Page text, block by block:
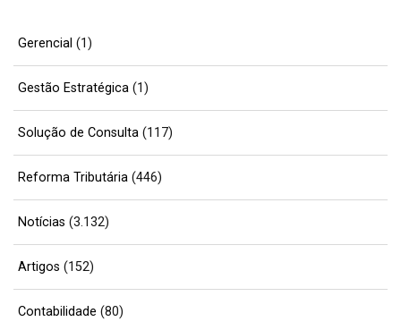
Gerencial (1)
Gestão Estratégica (1)
Solução de Consulta (117)
Reforma Tributária (446)
Notícias (3.132)
Artigos (152)
Contabilidade (80)